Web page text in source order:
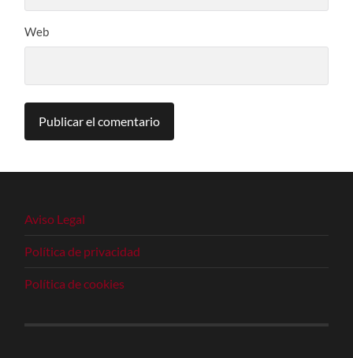
Web
Aviso Legal
Política de privacidad
Política de cookies